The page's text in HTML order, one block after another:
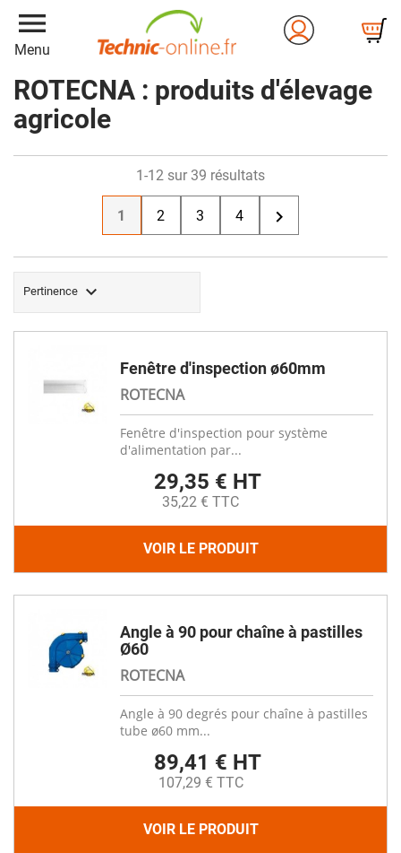
menu
Menu
ROTECNA : produits d'élevage
agricole
Pertinence 
1-12 sur 39 résultats
1 2 3 4 
Fenêtre d'inspection ø60mm
ROTECNA
Fenêtre d'inspection pour système
d'alimentation par...
29,35 € HT
35,22 € TTC
VOIR LE PRODUIT
Angle à 90 pour chaîne à pastilles
Ø60
ROTECNA
Angle à 90 degrés pour chaîne à pastilles
tube ø60 mm...
89,41 € HT
107,29 € TTC
VOIR LE PRODUIT